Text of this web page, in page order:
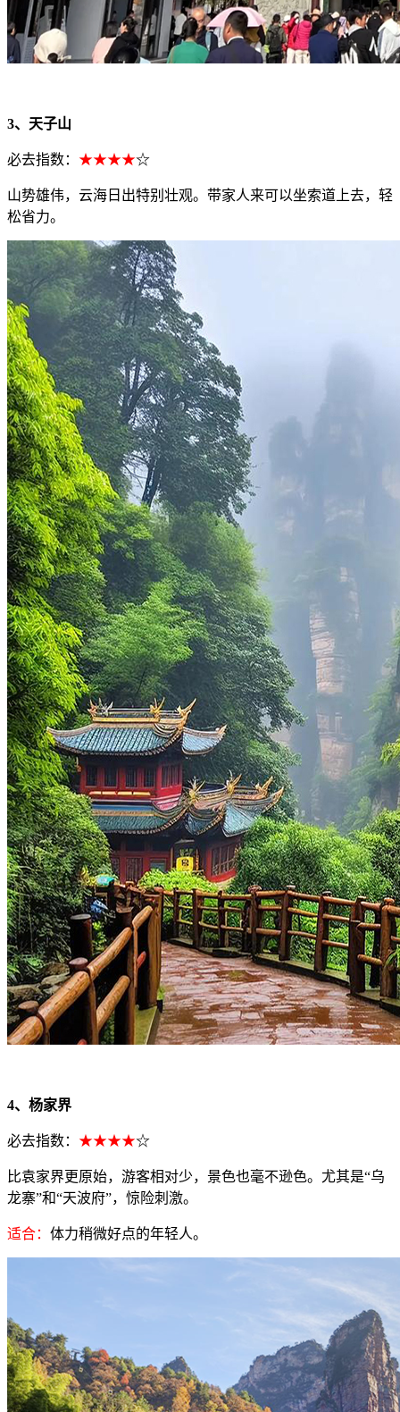
3、天子山
必去指数： ★★★★☆
山势雄伟，云海日出特别壮观。带家人来可以坐索道上去，轻
松省力。
4、杨家界
必去指数： ★★★★☆
比袁家界更原始，游客相对少，景色也毫不逊色。尤其是“乌
龙寨”和“天波府”，惊险刺激。
适合： 体力稍微好点的年轻人。